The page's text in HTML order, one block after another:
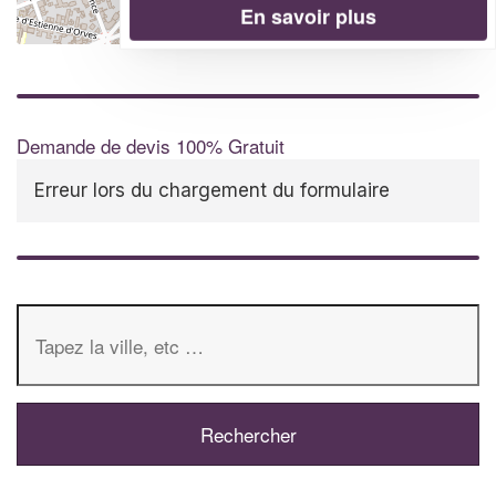
Demande de devis 100% Gratuit
Erreur lors du chargement du formulaire
En savoir plus